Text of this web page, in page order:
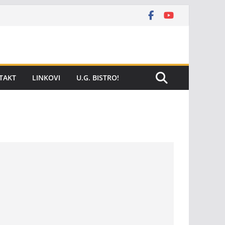
LINKOVI U.G. BISTRO!